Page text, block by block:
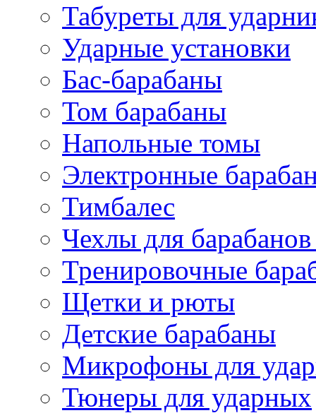
Табуреты для
Ударные установки
Бас-барабаны
Том барабаны
Напольные томы
Электронные
Тимбалес
Чехлы для
Тренировочные
Щетки и рюты
Детские барабаны
Микрофоны для
Тюнеры для ударных